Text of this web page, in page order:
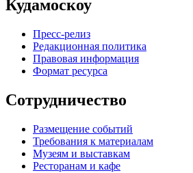
Кудамоскоу
Пресс-релиз
Редакционная политика
Правовая информация
Формат ресурса
Сотрудничество
Размещение событий
Требования к материалам
Музеям и выставкам
Ресторанам и кафе